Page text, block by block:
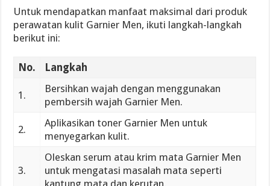
Untuk mendapatkan manfaat maksimal dari produk
perawatan kulit Garnier Men, ikuti langkah-langkah
berikut ini:
No. Langkah
1.
Bersihkan wajah dengan menggunakan
pembersih wajah Garnier Men.
2.
Aplikasikan toner Garnier Men untuk
menyegarkan kulit.
3.
Oleskan serum atau krim mata Garnier Men
untuk mengatasi masalah mata seperti
kantung mata dan kerutan.